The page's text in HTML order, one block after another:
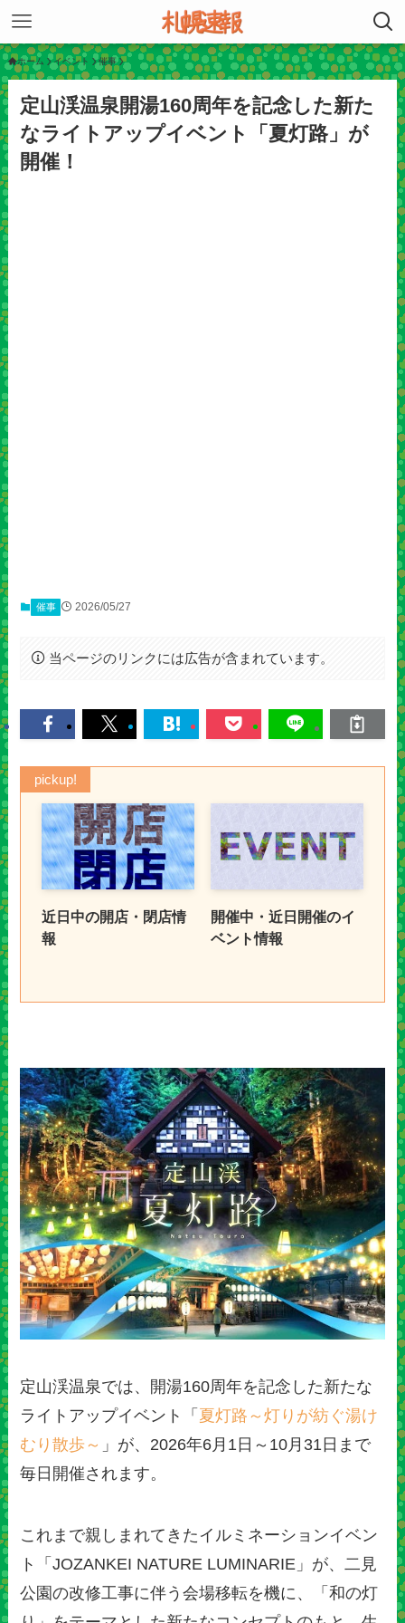
ホーム イベント 催事
定山渓温泉開湯160周年を記念した新た
なライトアップイベント「夏灯路」が
開催！
催事 2026/05/27
当ページのリンクには広告が含まれています。
pickup!
近日中の開店・閉店情
報
開催中・近日開催のイ
ベント情報
定山渓温泉では、開湯160周年を記念した新たな
ライトアップイベント「 夏灯路～灯りが紡ぐ湯け
むり散歩～ 」が、2026年6月1日～10月31日まで
毎日開催されます。
これまで親しまれてきたイルミネーションイベン
ト「JOZANKEI NATURE LUMINARIE」が、二見
公園の改修工事に伴う会場移転を機に、「和の灯